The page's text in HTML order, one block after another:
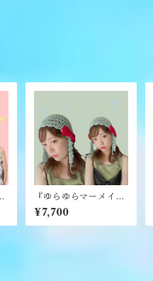
『ゆらゆらマーメイ
ド』《merry yarn》
¥7,700